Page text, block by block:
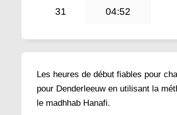
31 04:52
Les heures de début fiables pour
pour Denderleeuw en utilisant la
le madhhab Hanafi.